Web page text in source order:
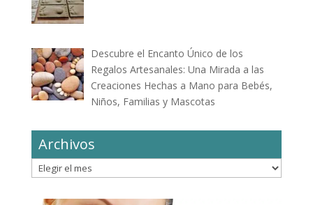
Descubre el Encanto Único de los
Regalos Artesanales: Una Mirada a las
Creaciones Hechas a Mano para Bebés,
Niños, Familias y Mascotas
Archivos
Archivos